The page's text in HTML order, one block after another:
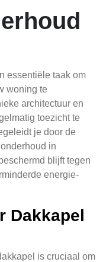
essentiële taak om
woning te
architectuur en
toezicht te
je door de
in
blijft tegen
energie-
Dakkapel
is cruciaal om